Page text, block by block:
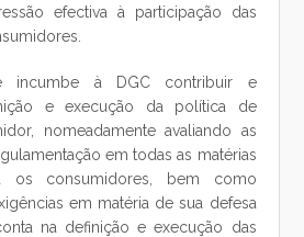
efectiva à participação das
incumbe à DGC contribuir e
e execução da política de
nomeadamente avaliando as
em todas as matérias
os consumidores, bem como
em matéria de sua defesa
na definição e execução das